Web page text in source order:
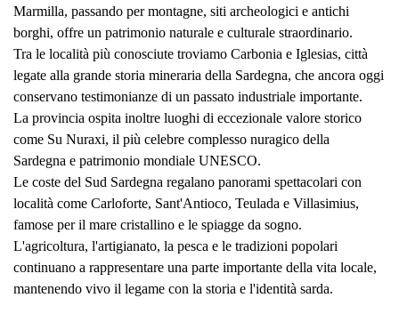
Marmilla, passando per montagne, siti archeologici e antichi
borghi, offre un patrimonio naturale e culturale straordinario.
Tra le località più conosciute troviamo Carbonia e Iglesias, città
legate alla grande storia mineraria della Sardegna, che ancora oggi
conservano testimonianze di un passato industriale importante.
La provincia ospita inoltre luoghi di eccezionale valore storico
come Su Nuraxi, il più celebre complesso nuragico della
Sardegna e patrimonio mondiale UNESCO.
Le coste del Sud Sardegna regalano panorami spettacolari con
località come Carloforte, Sant'Antioco, Teulada e Villasimius,
famose per il mare cristallino e le spiagge da sogno.
L'agricoltura, l'artigianato, la pesca e le tradizioni popolari
continuano a rappresentare una parte importante della vita locale,
mantenendo vivo il legame con la storia e l'identità sarda.